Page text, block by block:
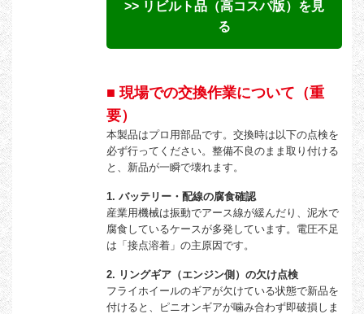
>> リビルト品（高コスパ版）を見
る
■ 現場での交換作業について（重
要）
本製品はプロ用部品です。交換時は以下の点検を
必ず行ってください。整備不良のまま取り付ける
と、新品が一瞬で壊れます。
1. バッテリー・配線の腐食確認
産業用機械は振動でアース線が緩んだり、泥水で
腐食しているケースが多発しています。電圧不足
は「接点溶着」の主原因です。
2. リングギア（エンジン側）の欠け点検
フライホイールのギアが欠けている状態で新品を
付けると、ピニオンギアが噛み合わず即破損しま